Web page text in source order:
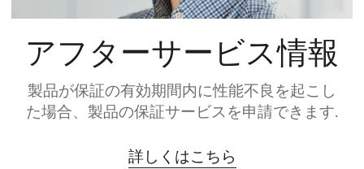
アフターサービス情報
製品が保証の有効期間内に性能不良を起こし
た場合、製品の保証サービスを申請できます.
詳しくはこちら